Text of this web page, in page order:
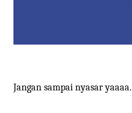
Jangan sampai nyasar yaaaa.